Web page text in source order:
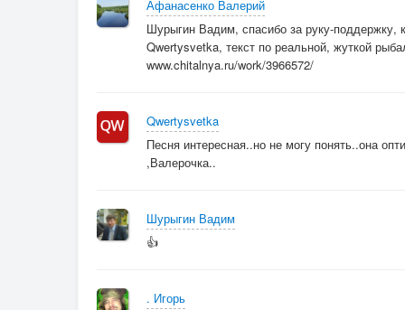
Но я спасён, на берегу.
Припев
Ты не молчи,
Видишь - мы в облаках.
Знаешь - мы не в гостях.
Не молчи.
Нас ещё ждут ! - на Земле,
В лютом феврале.
Афанасенко Валерий
Шурыгин Вадим, спасибо за руку-поддержку,
Qwertysvetka, текст по реальной, жуткой
www.chitalnya.ru/work/3966572/
Qwertysvetka
Песня интересная..но не могу понять..она
,Валерочка..
Шурыгин Вадим
👍
. Игорь